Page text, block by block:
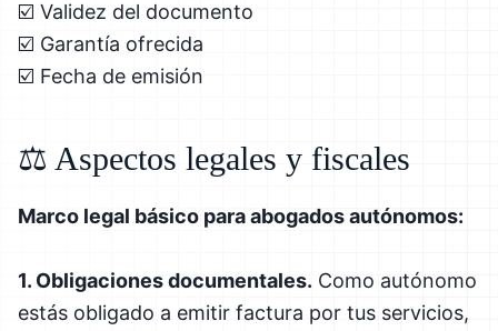
☑️ Validez del documento
☑️ Garantía ofrecida
☑️ Fecha de emisión
⚖️ Aspectos legales y fiscales
Marco legal básico para abogados autónomos:
1. Obligaciones documentales. Como autónomo
estás obligado a emitir factura por tus servicios,